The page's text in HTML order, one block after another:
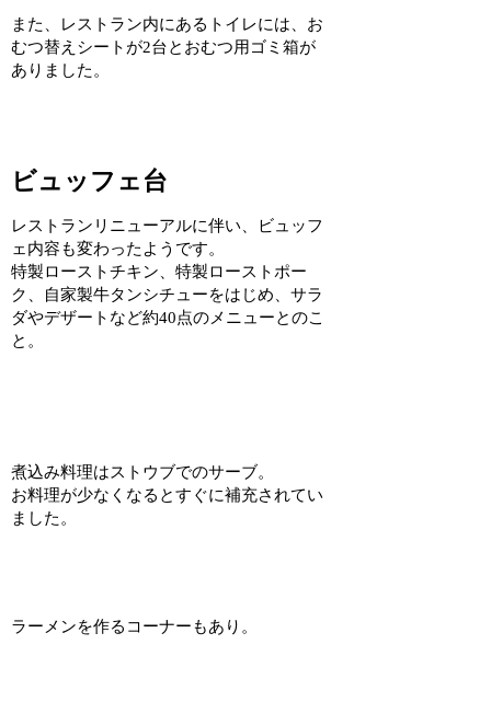
また、レストラン内にあるトイレには、お
むつ替えシートが2台とおむつ用ゴミ箱が
ありました。
ビュッフェ台
レストランリニューアルに伴い、ビュッフ
ェ内容も変わったようです。
特製ローストチキン、特製ローストポー
ク、自家製牛タンシチューをはじめ、サラ
ダやデザートなど約40点のメニューとのこ
と。
煮込み料理はストウブでのサーブ。
お料理が少なくなるとすぐに補充されてい
ました。
ラーメンを作るコーナーもあり。